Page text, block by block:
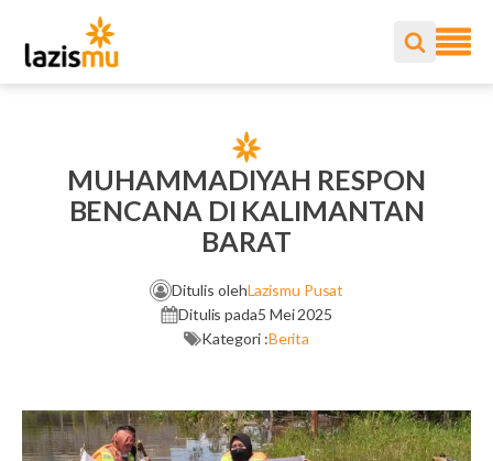
MUHAMMADIYAH RESPON
BENCANA DI KALIMANTAN
BARAT
Ditulis olehLazismu Pusat
Ditulis pada5 Mei 2025
Kategori :Berita